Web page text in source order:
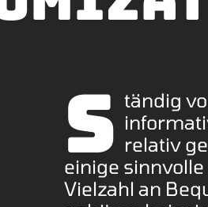
S tändig
relativ
einige
Vielzahl an